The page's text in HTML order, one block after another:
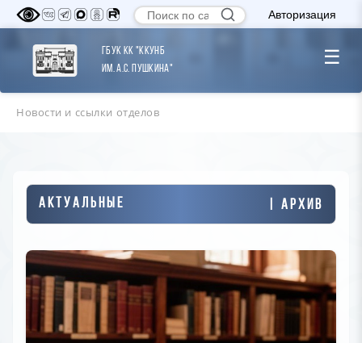
Авторизация
ГБУК КК "ККУНБ
им. А.С. Пушкина"
☰
Новости и ссылки отделов
Актуальные | Архив